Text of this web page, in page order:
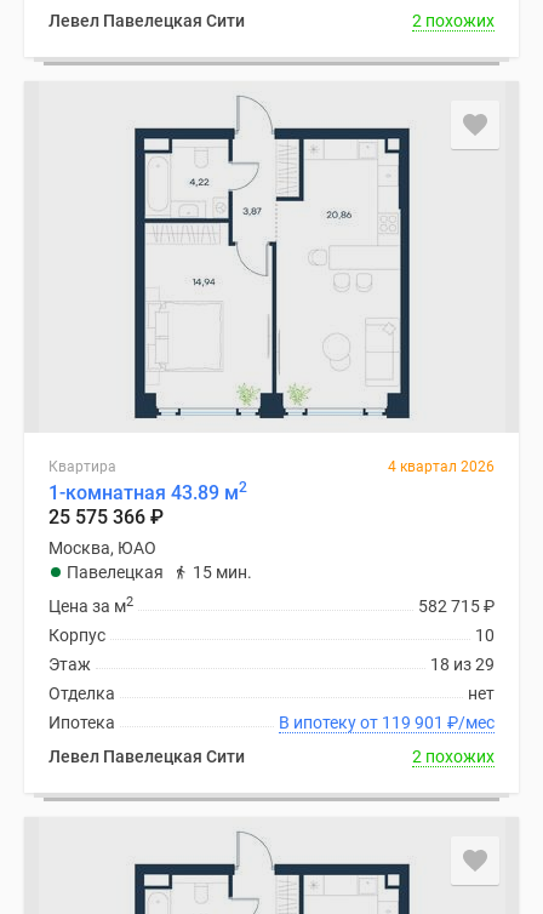
Левел Павелецкая Сити
2 похожих
Квартира 4 квартал 2026
1-комнатная 43.89 м2
25 575 366 ₽
Москва, ЮАО
Павелецкая
15 мин.
582 715₽
Цена за м2
10
Корпус
18 из 29
Этаж
нет
Отделка
В ипотеку от 119 901 ₽/мес
Ипотека
Левел Павелецкая Сити
2 похожих